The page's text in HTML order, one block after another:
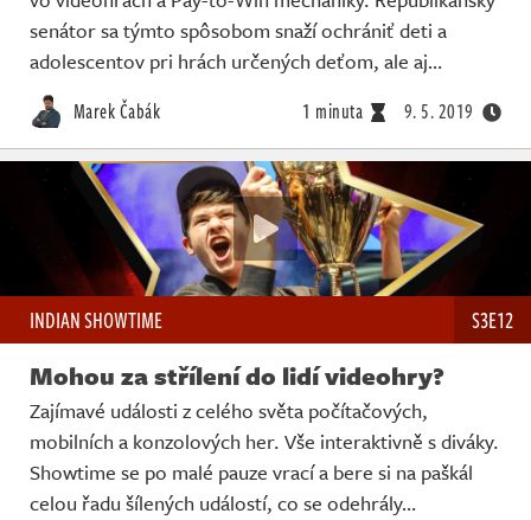
senátor sa týmto spôsobom snaží ochrániť deti a
adolescentov pri hrách určených deťom, ale aj…
Marek Čabák 1 minuta 9. 5. 2019
INDIAN SHOWTIME S3E12
Mohou za střílení do lidí videohry?
Zajímavé události z celého světa počítačových,
mobilních a konzolových her. Vše interaktivně s diváky.
Showtime se po malé pauze vrací a bere si na paškál
celou řadu šílených událostí, co se odehrály…